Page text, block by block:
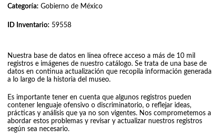
Categoría: Gobierno de México
ID Inventario: 59558
Nuestra base de datos en línea ofrece acceso a más de 10 mil
registros e imágenes de nuestro catálogo. Se trata de una base de
datos en continua actualización que recopila información generada
a lo largo de la historia del museo.
Es importante tener en cuenta que algunos registros pueden
contener lenguaje ofensivo o discriminatorio, o reflejar ideas,
prácticas y análisis que ya no son vigentes. Nos comprometemos a
abordar estos problemas y revisar y actualizar nuestros registros
según sea necesario.